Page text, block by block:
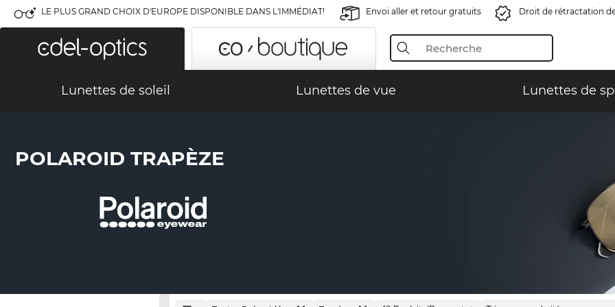
LE PLUS GRAND CHOIX D'EUROPE DISPONIBLE DANS L'IMMÉDIAT! Envoi aller et retour gratuits Droit de rétractation
Lunettes de soleil Lunettes de vue Lunettes de
POLAROID TRAPÈZE